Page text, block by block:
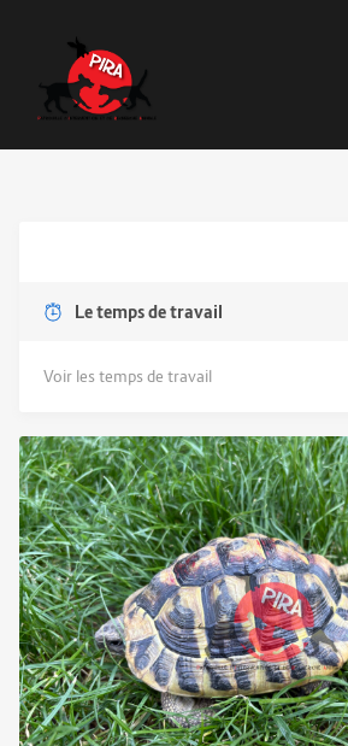
Le temps de travail
Voir les temps de travail